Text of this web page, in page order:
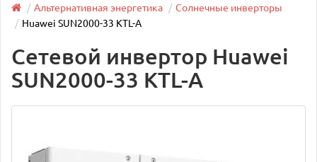
Альтернативная энергетика
Солнечные инверторы
Huawei SUN2000-33 KTL-A
Сетевой инвертор Huawei
SUN2000-33 KTL-A